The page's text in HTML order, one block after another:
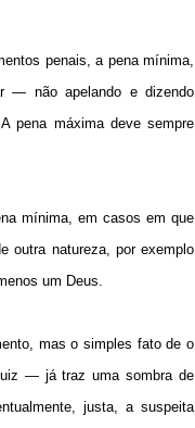
penais, a pena mínima,
— não apelando e dizendo
pena máxima deve sempre
mínima, em casos em que
outra natureza, por exemplo
um Deus.
mas o simples fato de o
— já traz uma sombra de
justa, a suspeita